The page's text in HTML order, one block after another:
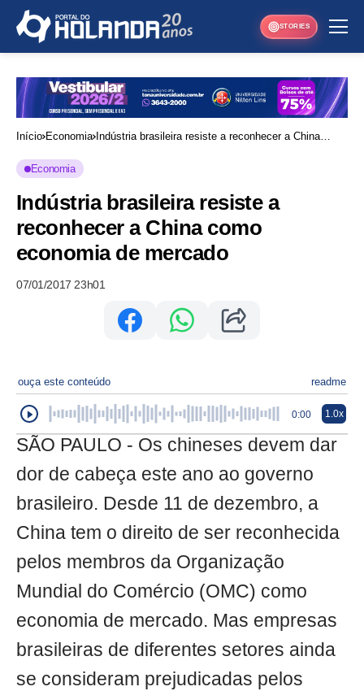
STORIES
Início Economia Indústria brasileira resiste a reconhecer a China
Economia
Indústria brasileira resiste a
reconhecer a China como
economia de mercado
07/01/2017 23h01
ouça este conteúdo readme
0:00 1.0x
SÃO PAULO - Os chineses devem dar
dor de cabeça este ano ao governo
brasileiro. Desde 11 de dezembro, a
China tem o direito de ser reconhecida
pelos membros da Organização
Mundial do Comércio (OMC) como
economia de mercado. Mas empresas
brasileiras de diferentes setores ainda
se consideram prejudicadas pelos